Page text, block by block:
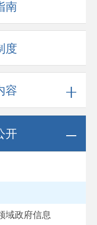
南
度
容
开
域政府信息